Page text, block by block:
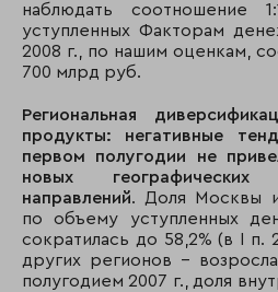
наблюдать соотношение
уступленных Факторам
2008 г., по нашим оценкам,
700 млрд руб.
Региональная
продукты: негативные
первом полугодии не
новых
направлений. Доля Москвы
по объему уступленных
сократилась до 58,2% (в I п.
других регионов -
полугодием 2007 г., доля